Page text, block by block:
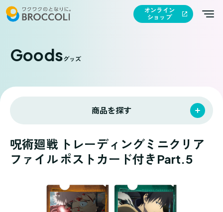
オンライン
ショップ
Goodsグッズ
商品を探す
呪術廻戦 トレーディングミニクリア
ファイル ポストカード付きPart.5